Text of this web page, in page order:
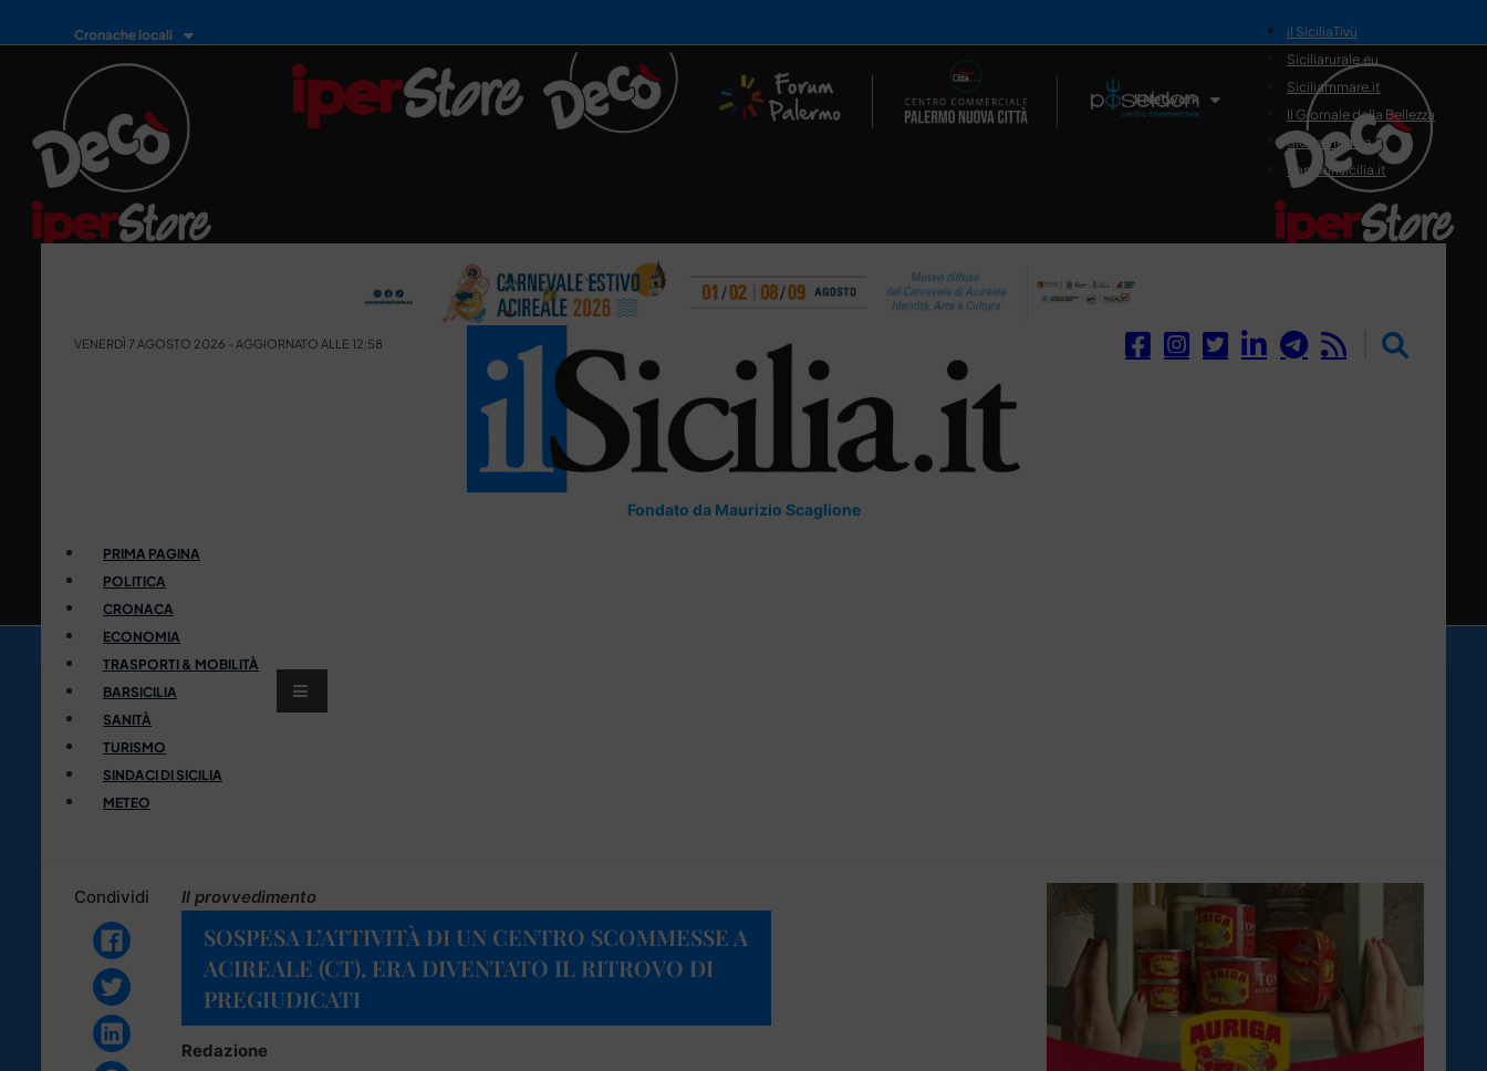
Cronache locali
Il Network
il SiciliaTivù
Siciliarurale.eu
Siciliammare.it
Il Giornale della Bellezza
Siciliamedica.it
Sanitainsicilia.it
VENERDÌ 7 AGOSTO 2026 - AGGIORNATO ALLE 12:58
Fondato da Maurizio Scaglione
PRIMA PAGINA
POLITICA
CRONACA
ECONOMIA
TRASPORTI & MOBILITÀ
BARSICILIA
SANITÀ
TURISMO
SINDACI DI SICILIA
METEO
Condividi Il provvedimento
SOSPESA L’ATTIVITÀ DI UN CENTRO SCOMMESSE A
ACIREALE (CT), ERA DIVENTATO IL RITROVO DI
PREGIUDICATI
Redazione